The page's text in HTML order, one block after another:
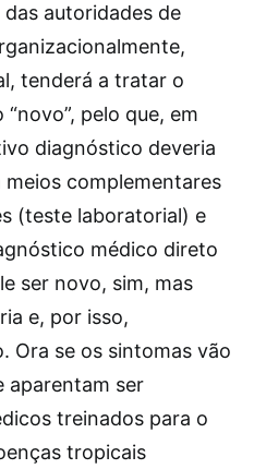
autoridades de
tenderá a tratar o
pelo que, em
diagnóstico deveria
complementares
(teste laboratorial) e
médico direto
ser novo, sim, mas
e, por isso,
Ora se os sintomas vão
aparentam ser
treinados para o
tropicais